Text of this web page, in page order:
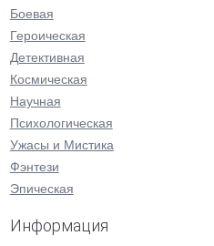
Боевая
Героическая
Детективная
Космическая
Научная
Психологическая
Ужасы и Мистика
Фэнтези
Эпическая
Информация